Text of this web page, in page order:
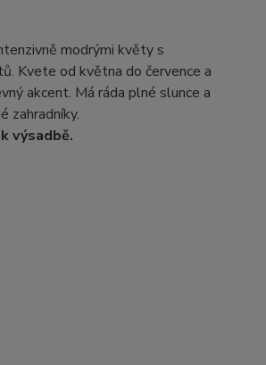
modrými květy s
Kvete od května do července a
akcent. Má ráda plné slunce a
zahradníky.
výsadbě.